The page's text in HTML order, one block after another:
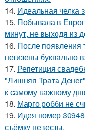
14. Идеальная челка
15. Побывала в
минут, не выходя из
16. После появления
нетизены буквально
17. Репетиция
"Лишняя Трата
к самому важному
18. Марго робби не
19. Идея номер
съёмку невесты.